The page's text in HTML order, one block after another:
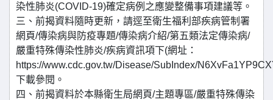
染性肺炎(COVID-19)確定病例之應變整備事項建議等。
三、前揭資料隨時更新，請逕至衛生福利部疾病管制署
網頁/傳染病與防疫專題/傳染病介紹/第五類法定傳染病/
嚴重特殊傳染性肺炎/疾病資訊項下(網址：
https://www.cdc.gov.tw/Disease/SubIndex/
下載參閱。
四、前揭資料於本縣衛生局網頁/主題專區/嚴重特殊傳染